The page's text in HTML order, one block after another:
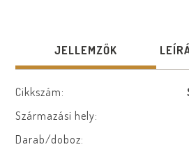
JELLEMZŐK
Cikkszám:
Származási hely:
Darab/doboz: